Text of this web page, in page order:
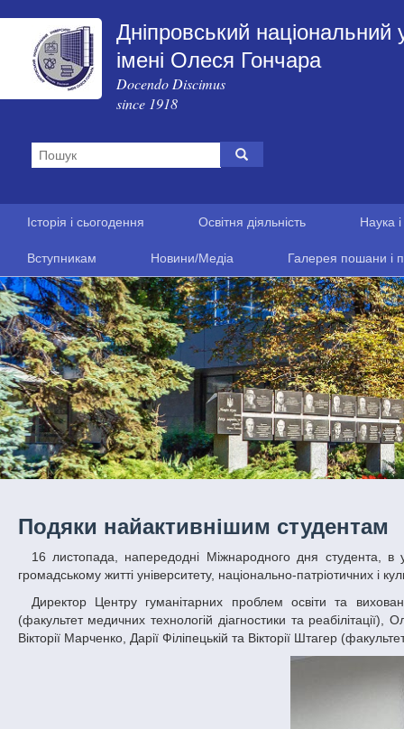
Дніпровський національний
імені Олеся Гончара
Docendo Discimus
since 1918
Історія і сьогодення Освітня діяльність Наука
Вступникам Новини/Медіа Галерея пошани і
Подяки найактивнішим студентам
16 листопада, напередодні Міжнародного дня студента, в університеті відбулося нагородження студентів, які брали активну участь в
громадському житті університету, національно-патріотичних і
Директор Центру гуманітарних проблем освіти та виховання молоді, професор Валентин Іваненко вручив подяки Вадиму Вакалу
(факультет медичних технологій діагностики та
Вікторії Марченко, Дарії Філіпецькій та Вікторії Штагер